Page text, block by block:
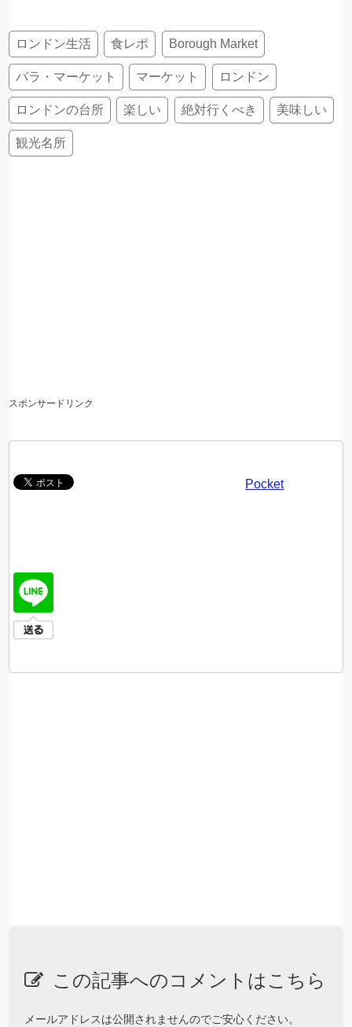
ロンドン生活 食レポ Borough Market
バラ・マーケット マーケット ロンドン
ロンドンの台所 楽しい 絶対行くべき 美味しい
観光名所
スポンサードリンク
Pocket
この記事へのコメントはこちら
メールアドレスは公開されませんのでご安心ください。